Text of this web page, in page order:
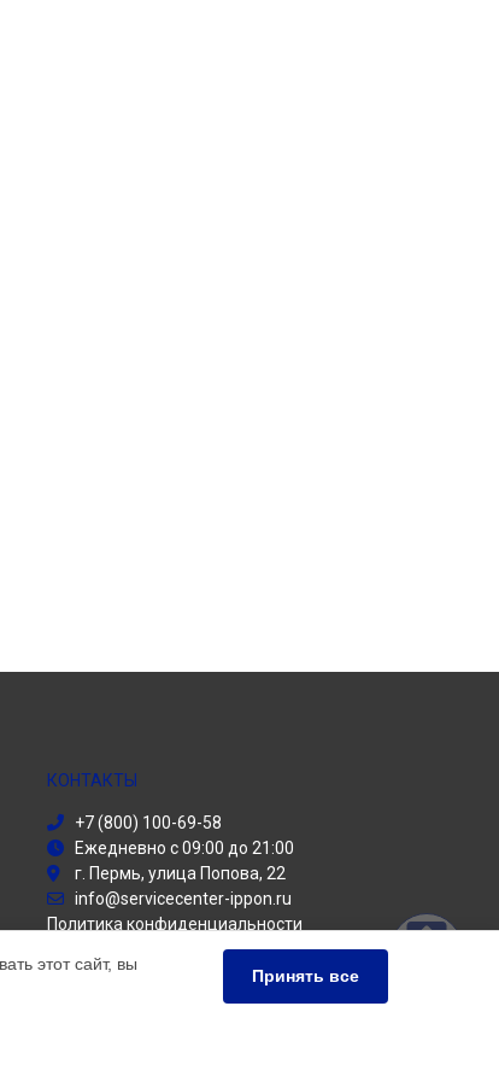
КОНТАКТЫ
+7 (800) 100-69-58
Ежедневно с 09:00 до 21:00
г. Пермь, улица Попова, 22
info@servicecenter-ippon.ru
Политика конфиденциальности
Способы оплаты
этот сайт, вы
Принять все